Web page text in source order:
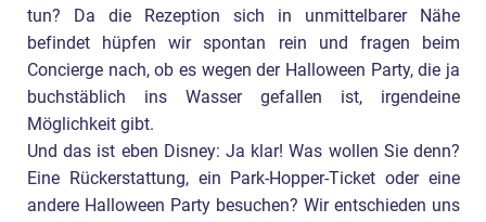
tun? Da die Rezeption sich in unmittelbarer Nähe
befindet hüpfen wir spontan rein und fragen beim
Concierge nach, ob es wegen der Halloween Party, die ja
buchstäblich ins Wasser gefallen ist, irgendeine
Möglichkeit gibt.
Und das ist eben Disney: Ja klar! Was wollen Sie denn?
Eine Rückerstattung, ein Park-Hopper-Ticket oder eine
andere Halloween Party besuchen? Wir entschieden uns